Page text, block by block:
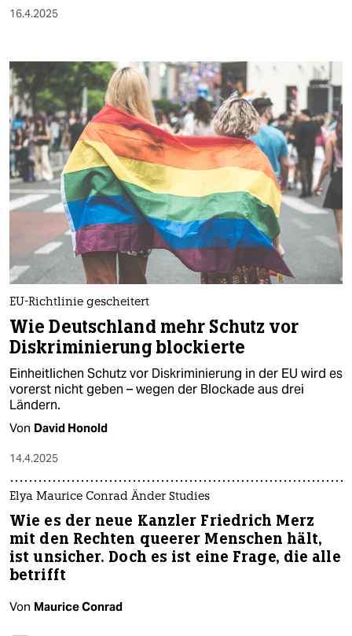
16.4.2025
EU-Richtlinie gescheitert
Wie Deutschland mehr Schutz vor
Diskriminierung blockierte
Einheitlichen Schutz vor Diskriminierung in der EU wird es
vorerst nicht geben – wegen der Blockade aus drei
Ländern.
Von David Honold
14.4.2025
Elya Maurice Conrad Änder Studies
Wie es der neue Kanzler Friedrich Merz
mit den Rechten queerer Menschen hält,
ist unsicher. Doch es ist eine Frage, die alle
betrifft
Von Maurice Conrad